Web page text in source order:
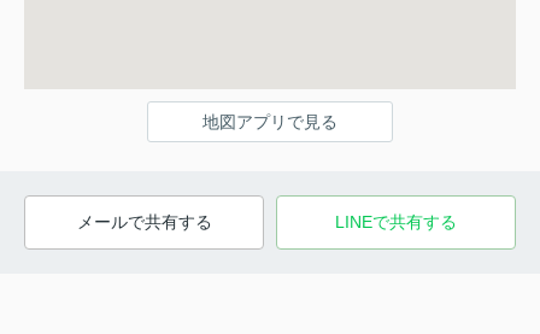
地図アプリで見る
メールで共有する LINEで共有する